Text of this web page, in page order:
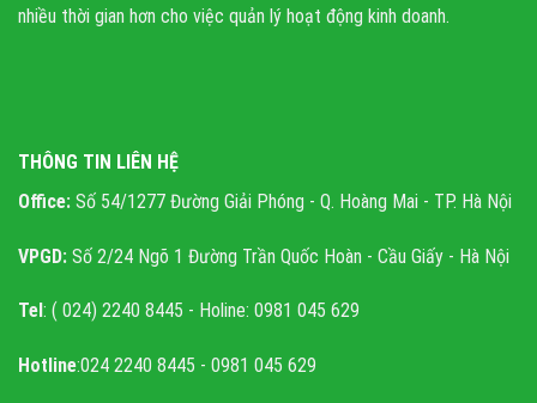
nhiều thời gian hơn cho việc quản lý hoạt động kinh doanh.
THÔNG TIN LIÊN HỆ
Office: Số 54/1277 Đường Giải Phóng - Q. Hoàng Mai - TP. Hà Nội
VPGD: Số 2/24 Ngõ 1 Đường Trần Quốc Hoàn - Cầu Giấy - Hà Nội
Tel : ( 024) 2240 8445 - Holine: 0981 045 629
Hotline:024 2240 8445 - 0981 045 629